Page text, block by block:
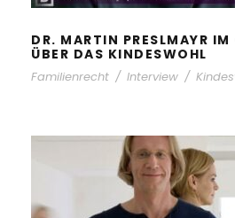
DR. MARTIN PRESLMAYR
ÜBER DAS KINDESWOHL
Familienrecht / Interview /